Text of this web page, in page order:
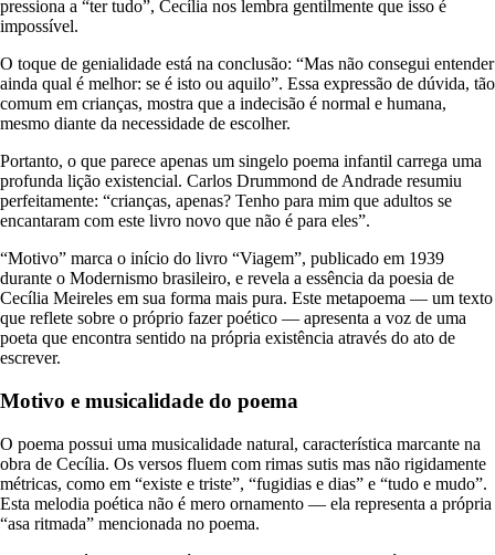
pressiona a “ter tudo”, Cecília nos lembra gentilmente que isso é
impossível.
O toque de genialidade está na conclusão: “Mas não consegui entender
ainda qual é melhor: se é isto ou aquilo”. Essa expressão de dúvida, tão
comum em crianças, mostra que a indecisão é normal e humana,
mesmo diante da necessidade de escolher.
Portanto, o que parece apenas um singelo poema infantil carrega uma
profunda lição existencial. Carlos Drummond de Andrade resumiu
perfeitamente: “crianças, apenas? Tenho para mim que adultos se
encantaram com este livro novo que não é para eles”.
“Motivo” marca o início do livro “Viagem”, publicado em 1939
durante o Modernismo brasileiro, e revela a essência da poesia de
Cecília Meireles em sua forma mais pura. Este metapoema — um texto
que reflete sobre o próprio fazer poético — apresenta a voz de uma
poeta que encontra sentido na própria existência através do ato de
escrever.
Motivo e musicalidade do poema
O poema possui uma musicalidade natural, característica marcante na
obra de Cecília. Os versos fluem com rimas sutis mas não rigidamente
métricas, como em “existe e triste”, “fugidias e dias” e “tudo e mudo”.
Esta melodia poética não é mero ornamento — ela representa a própria
“asa ritmada” mencionada no poema.